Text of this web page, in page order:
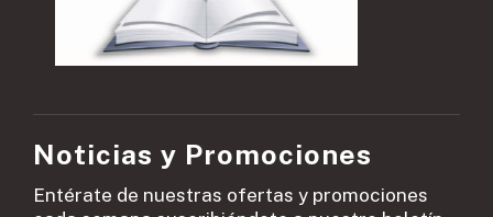
Noticias y Promociones
Entérate de nuestras ofertas y promociones